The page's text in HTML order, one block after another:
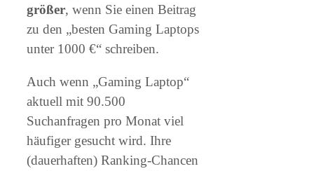
größer, wenn Sie einen Beitrag
zu den „besten Gaming Laptops
unter 1000 €“ schreiben.
Auch wenn „Gaming Laptop“
aktuell mit 90.500
Suchanfragen pro Monat viel
häufiger gesucht wird. Ihre
(dauerhaften) Ranking-Chancen